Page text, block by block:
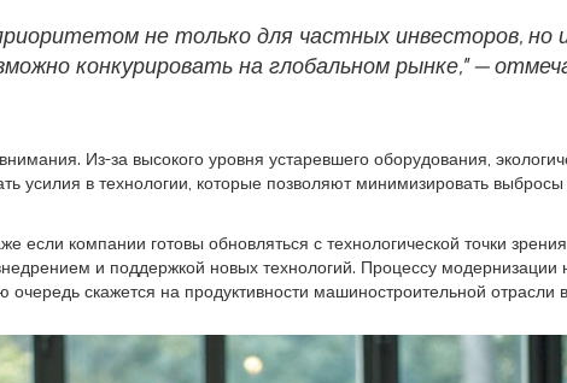
не только для частных инвесторов, но
конкурировать на глобальном рынке," —
Из-за высокого уровня устаревшего оборудования,
усилия в технологии, которые позволяют минимизировать
компании готовы обновляться с технологической точки
и поддержкой новых технологий. Процессу
скажется на продуктивности машиностроительной отрасли